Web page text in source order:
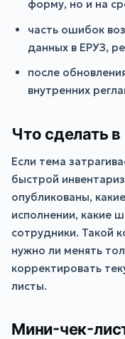
форму, но и на
часть ошибок
данных в ЕРУЗ,
после
внутренних
Что сделать
Если тема
быстрой
опубликованы,
исполнении, какие
сотрудники. Такой
нужно ли менять
корректировать
листы.
Мини-чек-